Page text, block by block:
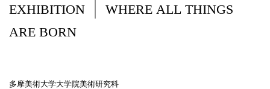
EXHIBITION | WHERE ALL THINGS
ARE BORN
多摩美術大学大学院美術研究科